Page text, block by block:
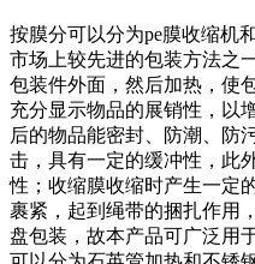
按膜分可以分为pe膜收缩机
市场上较先进的包装方法之
包装件外面，然后加热，使
充分显示物品的展销性，以
后的物品能密封、防潮、防
击，具有一定的缓冲性，此
性；收缩膜收缩时产生一定
裹紧，起到绳带的捆扎作用
盘包装，故本产品可广泛用